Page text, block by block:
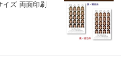
イズ 両面印刷